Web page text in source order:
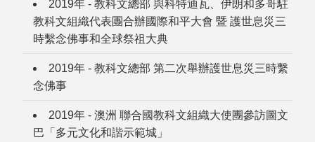
2019年 - 教科文總部 與科特迪瓦、伊朗和多哥駐
教科文組織代表團合辦國際和平大會 暨 護世息災三
時繫念佛事和全球祭祖大典
2019年 - 教科文總部 第二次舉辦護世息災三時繫
念佛事
2019年 - 澳洲 聯合國教科文組織大使團參訪圖文
巴「多元文化和諧示範城」